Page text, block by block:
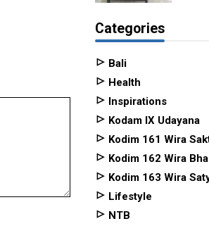
Categories
Bali
Health
Inspirations
Kodam IX Udayana
Kodim 161 Wira
Kodim 162 Wira
Kodim 163 Wira
Lifestyle
NTB